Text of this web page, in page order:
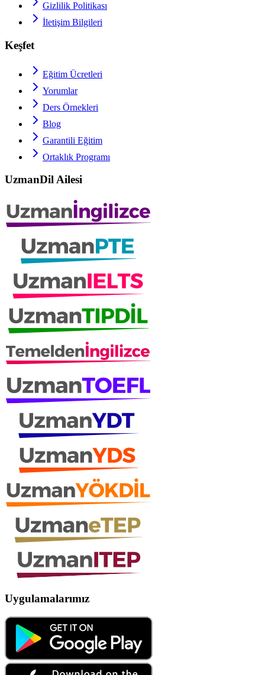
Gizlilik Politikası
İletişim Bilgileri
Keşfet
Eğitim Ücretleri
Yorumlar
Ders Örnekleri
Blog
Garantili Eğitim
Ortaklık Programı
UzmanDil Ailesi
Uygulamalarımız